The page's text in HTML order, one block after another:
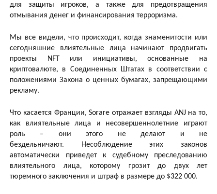
для защиты игроков, а также для предотвращения
отмывания денег и финансирования терроризма.
Мы все видели, что происходит, когда знаменитости или
сегодняшние влиятельные лица начинают продвигать
проекты NFT или инициативы, основанные на
криптовалюте, в Соединенных Штатах в соответствии с
положениями Закона о ценных бумагах, запрещающими
рекламу.
Что касается Франции, Sorare отражает взгляды ANJ на то,
как влиятельные лица и несовершеннолетние играют
роль – они этого не делают и не
бездельничают. Несоблюдение этих законов
автоматически приведет к судебному преследованию
влиятельного лица, которому грозит до двух лет
тюремного заключения и штраф в размере до $322 000.